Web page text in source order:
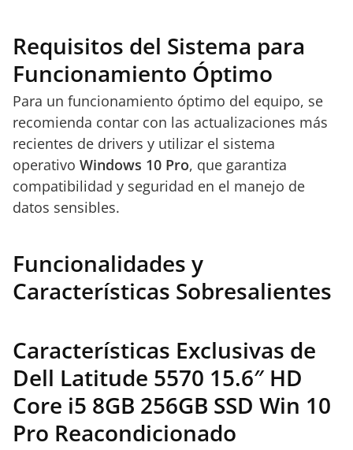
Requisitos del Sistema para
Funcionamiento Óptimo
Para un funcionamiento óptimo del equipo, se
recomienda contar con las actualizaciones más
recientes de drivers y utilizar el sistema
operativo Windows 10 Pro, que garantiza
compatibilidad y seguridad en el manejo de
datos sensibles.
Funcionalidades y
Características Sobresalientes
Características Exclusivas de
Dell Latitude 5570 15.6″ HD
Core i5 8GB 256GB SSD Win 10
Pro Reacondicionado